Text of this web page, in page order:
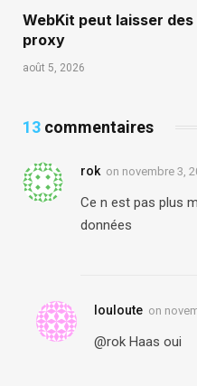
WebKit peut laisser
proxy
août 5, 2026
13 commentaires
rok on novembre 3,
Ce n est pas plus
données
louloute on
@rok Haas oui